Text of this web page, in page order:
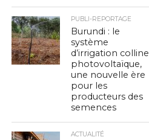
PUBLI-REPORTAGE
Burundi : le
système
d’irrigation colline
photovoltaïque,
une nouvelle ère
pour les
producteurs des
semences
ACTUALITÉ